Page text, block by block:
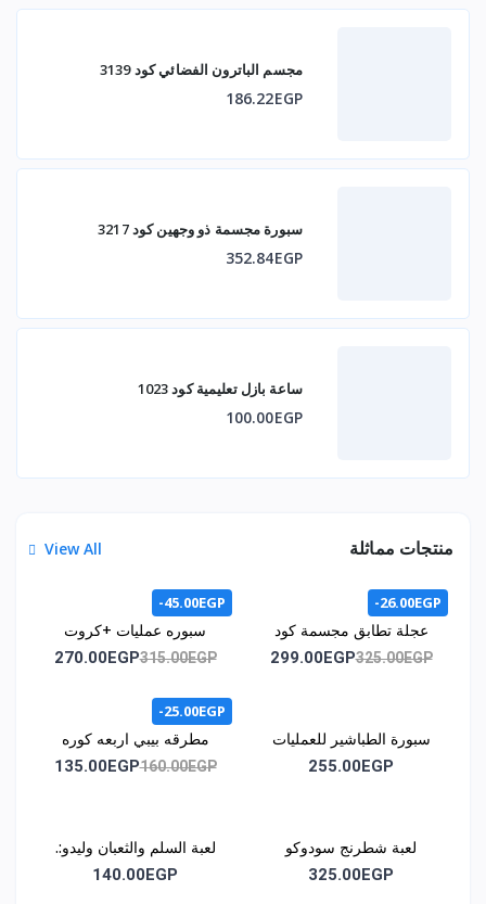
مجسم الباترون الفضائي كود 3139
186.22EGP
سبورة مجسمة ذو وجهين كود 3217
352.84EGP
ساعة بازل تعليمية كود 1023
100.00EGP
منتجات مماثلة View All
-26.00EGP
عجلة تطابق مجسمة كود
1071325.00EGP
299.00EGP
-45.00EGP
سبوره عمليات +كروت
اشكال هندسيه +كروت /
315.00EGP
270.00EGP
سبورة الطباشير للعمليات
الحسابية كود 1014
255.00EGP
-25.00EGP
مطرقه بيبي اربعه كوره
كود 1015
160.00EGP
135.00EGP
لعبة شطرنج سودوكو
مغناطيس كود1030
325.00EGP
لعبة السلم والثعبان وليدو:.
كود اللعبه :. 1035
140.00EGP